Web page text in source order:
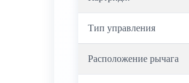
Тип управления
Расположение рычага